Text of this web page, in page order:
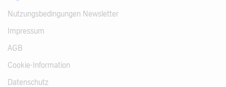
Nutzungsbedingungen Newsletter
Impressum
AGB
Cookie-Information
Datenschutz